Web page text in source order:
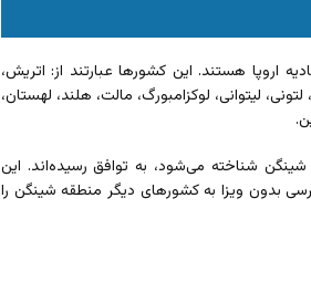
اتحادیه اروپا هستند. این کشورها عبارتند از: اتریش،
لیتوانی، لوکزامبورگ، مالت، هلند، لهستان،
شناخته می‌شود، به توافق رسیده‌اند. این
بدون ویزا به کشورهای دیگر منطقه شینگن را